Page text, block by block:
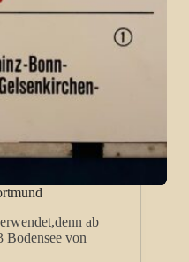
ab
Bodensee von